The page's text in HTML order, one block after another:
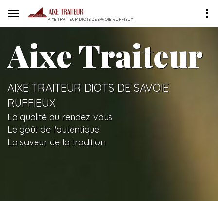
AIXE TRAITEUR DIOTS DE SAVOIE RUFFIEUX
Aixe Traiteur
AIXE TRAITEUR DIOTS DE SAVOIE
RUFFIEUX
La qualité au rendez-vous
Le goût de l'autentique
La saveur de la tradition